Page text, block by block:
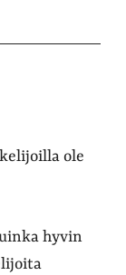
ole
hyvin